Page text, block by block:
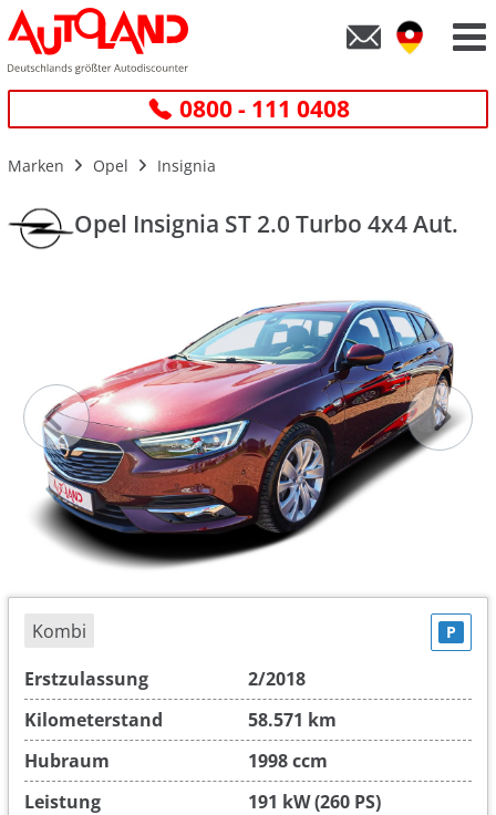
0800 - 111 0408
Marken Opel Insignia
Opel Insignia ST 2.0 Turbo 4x4 Aut.
Kombi P
Erstzulassung
2/2018
Kilometerstand
58.571 km
Hubraum
1998 ccm
Leistung
191 kW (260 PS)